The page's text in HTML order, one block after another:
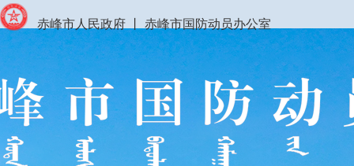
赤峰市人民政府 赤峰市国防动员办公室